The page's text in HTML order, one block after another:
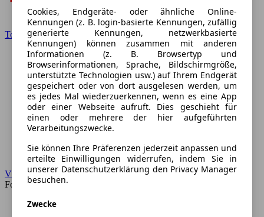
Toyota
VW
Forum
Cookies, Endgeräte- oder ähnliche Online-
Kennungen (z. B. login-basierte Kennungen, zufällig
generierte Kennungen, netzwerkbasierte
Kennungen) können zusammen mit anderen
Informationen (z. B. Browsertyp und
Browserinformationen, Sprache, Bildschirmgröße,
unterstützte Technologien usw.) auf Ihrem Endgerät
gespeichert oder von dort ausgelesen werden, um
es jedes Mal wiederzuerkennen, wenn es eine App
oder einer Webseite aufruft. Dies geschieht für
einen oder mehrere der hier aufgeführten
Verarbeitungszwecke.
Sie können Ihre Präferenzen jederzeit anpassen und
erteilte Einwilligungen widerrufen, indem Sie in
unserer Datenschutzerklärung den Privacy Manager
besuchen.
Zwecke